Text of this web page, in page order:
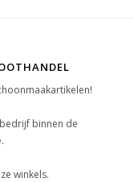
binnen de
winkels.